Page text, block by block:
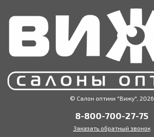
© Салон оптики "Вижу", 2026
8-800-700-27-75
Заказать обратный звонок